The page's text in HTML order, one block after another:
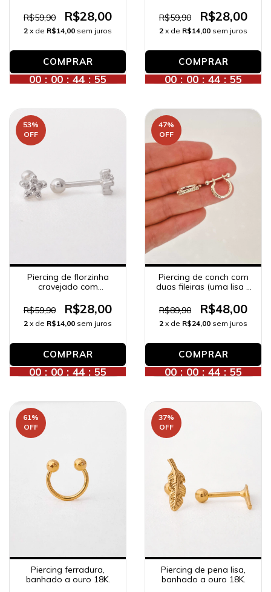
ouro 18K.
R$59,90 R$28,00
2 x de R$14,00 sem juros
00 : 00 : 44 : 53
R$59,90 R$28,00
2 x de R$14,00 sem juros
00 : 00 : 44 : 53
53%
OFF
Piercing de florzinha
cravejado com
prata.
R$59,90 R$28,00
2 x de R$14,00 sem juros
00 : 00 : 44 : 53
47%
OFF
Piercing de conch com
duas fileiras (uma lisa e
a prata.
R$89,90 R$48,00
2 x de R$24,00 sem juros
00 : 00 : 44 : 53
61%
OFF
Piercing ferradura,
banhado a ouro 18K.
37%
OFF
Piercing de pena lisa,
banhado a ouro 18K.